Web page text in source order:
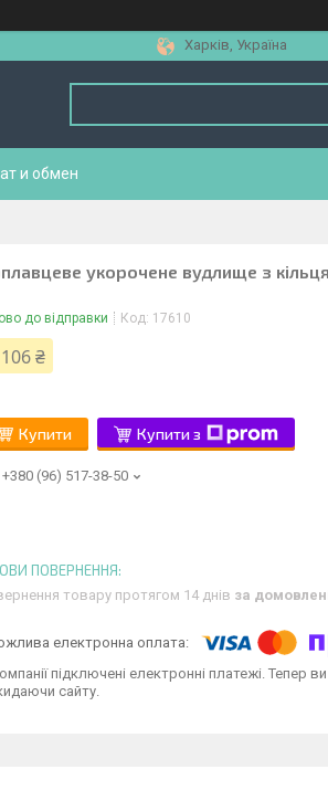
Харків, Україна
и обмен
укорочене вудлище з
до відправки Код: 17610
₴
Купити Купити з
+380 (96) 517-38-50
товару протягом 14 днів за
підключені електронні платежі. Тепер
сайту.